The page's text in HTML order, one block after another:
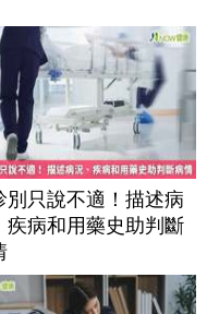
別只說不適！描述病
疾病和用藥史助判斷